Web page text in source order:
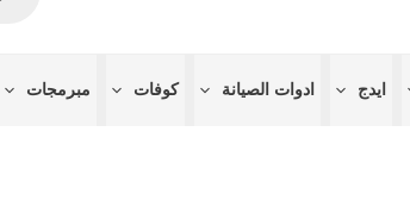
ايدج ادوات الصيانة كوفات مبرمجات